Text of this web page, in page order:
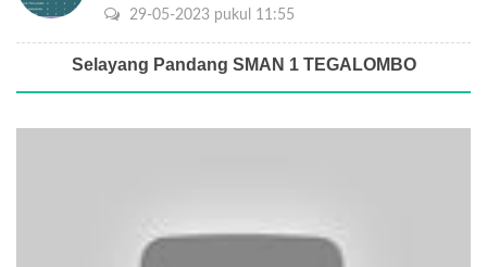
29-05-2023 pukul 11:55
Selayang Pandang SMAN 1 TEGALOMBO